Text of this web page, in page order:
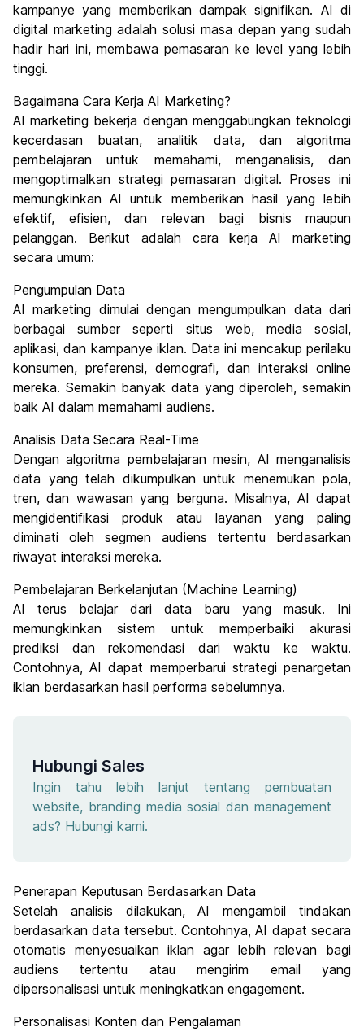
kampanye yang memberikan dampak signifikan. AI di
digital marketing adalah solusi masa depan yang sudah
hadir hari ini, membawa pemasaran ke level yang lebih
tinggi.
Bagaimana Cara Kerja AI Marketing?
AI marketing bekerja dengan menggabungkan teknologi
kecerdasan buatan, analitik data, dan algoritma
pembelajaran untuk memahami, menganalisis, dan
mengoptimalkan strategi pemasaran digital. Proses ini
memungkinkan AI untuk memberikan hasil yang lebih
efektif, efisien, dan relevan bagi bisnis maupun
pelanggan. Berikut adalah cara kerja AI marketing
secara umum:
Pengumpulan Data
AI marketing dimulai dengan mengumpulkan data dari
berbagai sumber seperti situs web, media sosial,
aplikasi, dan kampanye iklan. Data ini mencakup perilaku
konsumen, preferensi, demografi, dan interaksi online
mereka. Semakin banyak data yang diperoleh, semakin
baik AI dalam memahami audiens.
Analisis Data Secara Real-Time
Dengan algoritma pembelajaran mesin, AI menganalisis
data yang telah dikumpulkan untuk menemukan pola,
tren, dan wawasan yang berguna. Misalnya, AI dapat
mengidentifikasi produk atau layanan yang paling
diminati oleh segmen audiens tertentu berdasarkan
riwayat interaksi mereka.
Pembelajaran Berkelanjutan (Machine Learning)
AI terus belajar dari data baru yang masuk. Ini
memungkinkan sistem untuk memperbaiki akurasi
prediksi dan rekomendasi dari waktu ke waktu.
Contohnya, AI dapat memperbarui strategi penargetan
iklan berdasarkan hasil performa sebelumnya.
Hubungi Sales
Ingin tahu lebih lanjut tentang pembuatan
website, branding media sosial dan management
ads? Hubungi kami.
Penerapan Keputusan Berdasarkan Data
Setelah analisis dilakukan, AI mengambil tindakan
berdasarkan data tersebut. Contohnya, AI dapat secara
otomatis menyesuaikan iklan agar lebih relevan bagi
audiens tertentu atau mengirim email yang
dipersonalisasi untuk meningkatkan engagement.
Personalisasi Konten dan Pengalaman